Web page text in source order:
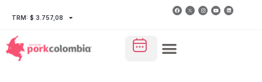
TRM: $ 3.757,08